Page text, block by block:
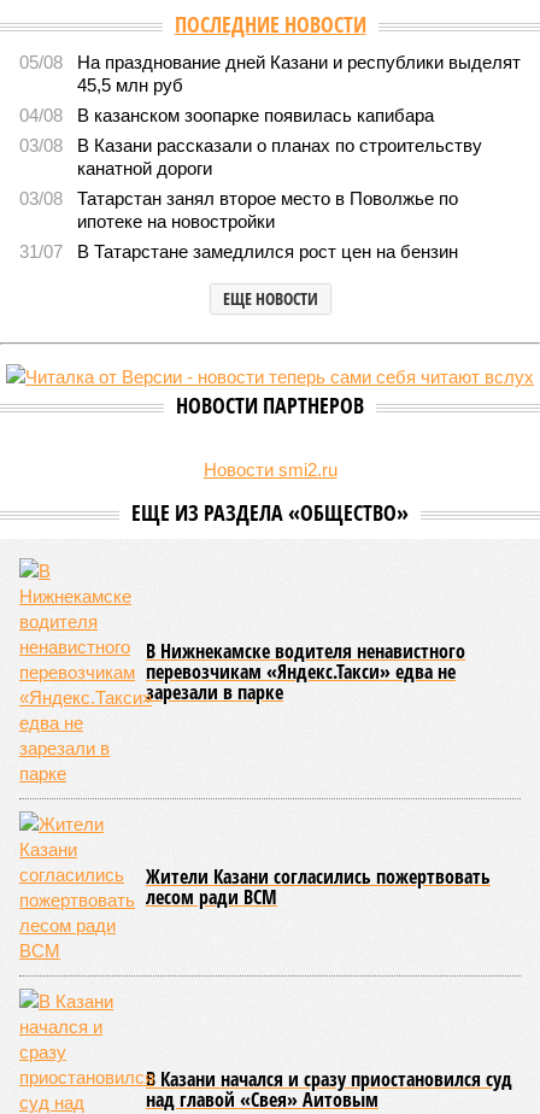
ПОСЛЕДНИЕ НОВОСТИ
05/08
На празднование дней Казани и республики выделят
45,5 млн руб
04/08
В казанском зоопарке появилась капибара
03/08
В Казани рассказали о планах по строительству
канатной дороги
03/08
Татарстан занял второе место в Поволжье по
ипотеке на новостройки
31/07
В Татарстане замедлился рост цен на бензин
ЕЩЕ НОВОСТИ
НОВОСТИ ПАРТНЕРОВ
Новости smi2.ru
ЕЩЕ ИЗ РАЗДЕЛА «ОБЩЕСТВО»
В Нижнекамске водителя ненавистного
перевозчикам «Яндекс.Такси» едва не
зарезали в парке
Жители Казани согласились пожертвовать
лесом ради ВСМ
В Казани начался и сразу приостановился суд
над главой «Свея» Аитовым